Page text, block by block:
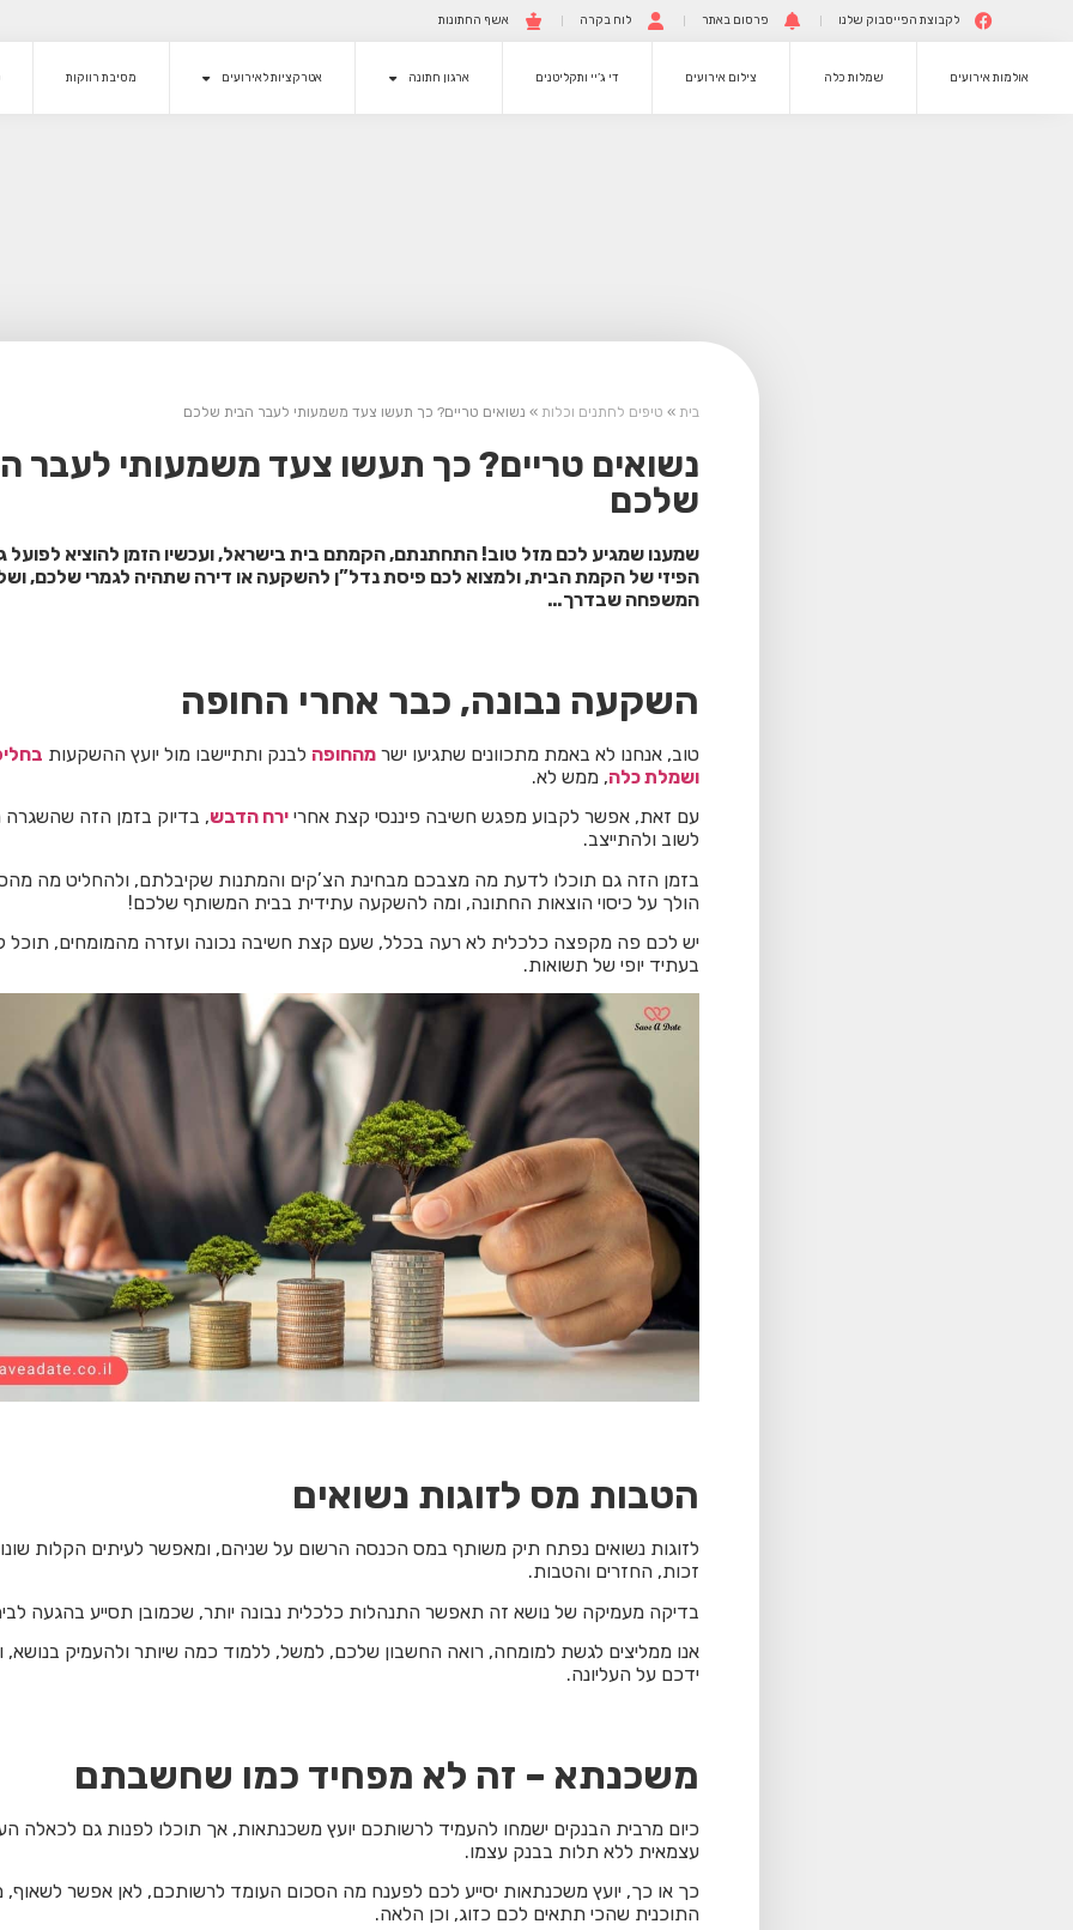
לקבוצת הפייסבוק שלנו פרסום באתר לוח בקרה אשף החתונות
אולמות אירועים שמלות כלה צילום אירועים די ג’יי ותקליטנים ארגון חתונה אטרקציות לאירועים מסיבת רווקות
בית » טיפים לחתנים וכלות » נשואים טריים? כך תעשו צעד משמעותי לעבר הבית שלכם
נשואים טריים? כך תעשו צעד משמעותי לעבר
שלכם
שמענו שמגיע לכם מזל טוב! התחתנתם, הקמתם בית בישראל, ועכשיו הזמן להוציא לפועל
הפיזי של הקמת הבית, ולמצוא לכם פיסת נדל”ן להשקעה או דירה שתהיה לגמרי שלכם,
המשפחה שבדרך…
השקעה נבונה, כבר אחרי החופה
טוב, אנחנו לא באמת מתכוונים שתגיעו ישר מהחופה לבנק ותתיישבו מול יועץ ההשקעות
ושמלת כלה, ממש לא.
עם זאת, אפשר לקבוע מפגש חשיבה פיננסי קצת אחרי ירח הדבש, בדיוק בזמן הזה
לשוב ולהתייצב.
בזמן הזה גם תוכלו לדעת מה מצבכם מבחינת הצ’קים והמתנות שקיבלתם, ולהחליט מה
הולך על כיסוי הוצאות החתונה, ומה להשקעה עתידית בבית המשותף שלכם!
יש לכם פה מקפצה כלכלית לא רעה בכלל, שעם קצת חשיבה נכונה ועזרה מהמומחים, תוכל
בעתיד יופי של תשואות.
הטבות מס לזוגות נשואים
לזוגות נשואים נפתח תיק משותף במס הכנסה הרשום על שניהם, ומאפשר לעיתים הקלות
זכות, החזרים והטבות.
בדיקה מעמיקה של נושא זה תאפשר התנהלות כלכלית נבונה יותר, שכמובן תסייע בהגעה
אנו ממליצים לגשת למומחה, רואה החשבון שלכם, למשל, ללמוד כמה שיותר ולהעמיק בנושא,
ידכם על העליונה.
משכנתא – זה לא מפחיד כמו שחשבתם
כיום מרבית הבנקים ישמחו להעמיד לרשותכם יועץ משכנתאות, אך תוכלו לפנות גם לכאלה
עצמאית ללא תלות בבנק עצמו.
כך או כך, יועץ משכנתאות יסייע לכם לפענח מה הסכום העומד לרשותכם, לאן אפשר לשאוף,
התוכנית שהכי תתאים לכם כזוג, וכן הלאה.